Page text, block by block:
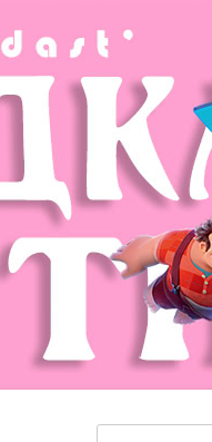
Найти: